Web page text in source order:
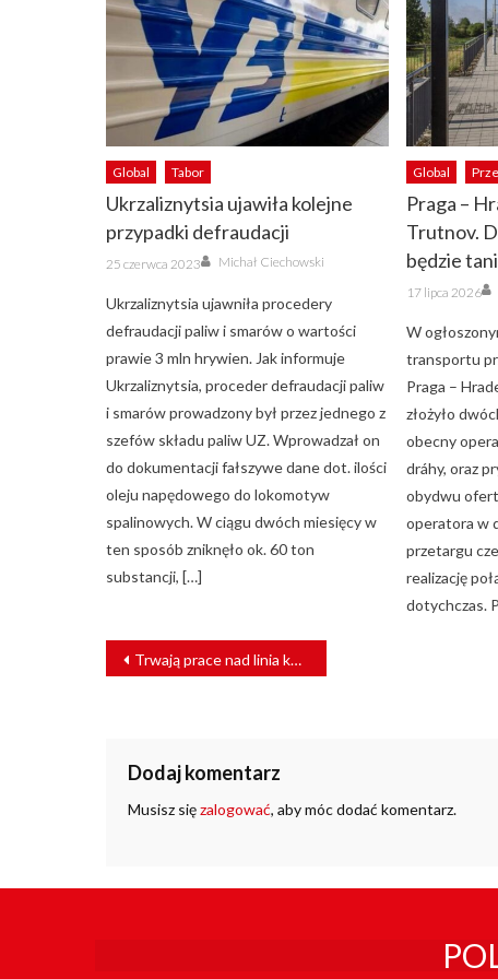
Global Tabor
Ukrzaliznytsia ujawiła kolejne
przypadki defraudacji
Posted
on
25 czerwca 2023 Author
Michał Ciechowski
Ukrzaliznytsia ujawniła procedery
defraudacji paliw i smarów o wartości
prawie 3 mln hrywien. Jak informuje
Ukrzaliznytsia, proceder defraudacji paliw
i smarów prowadzony był przez jednego z
szefów składu paliw UZ. Wprowadzał on
do dokumentacji fałszywe dane dot. ilości
oleju napędowego do lokomotyw
spalinowych. W ciągu dwóch miesięcy w
ten sposób zniknęło ok. 60 ton
substancji, […]
Global
Praga –
Trutnov.
będzie
Posted
on
17 lipca 2026
W
transportu
Praga –
złożyło
obecny
dráhy, oraz
obydwu ofert
operatora w
przetargu
realizację
dotychczas.
NAWIGACJA
WPISU
Trwają prace nad linia kolejową w Ghanie
Dodaj komentarz
Musisz sięzalogować, aby móc dodać komentarz.